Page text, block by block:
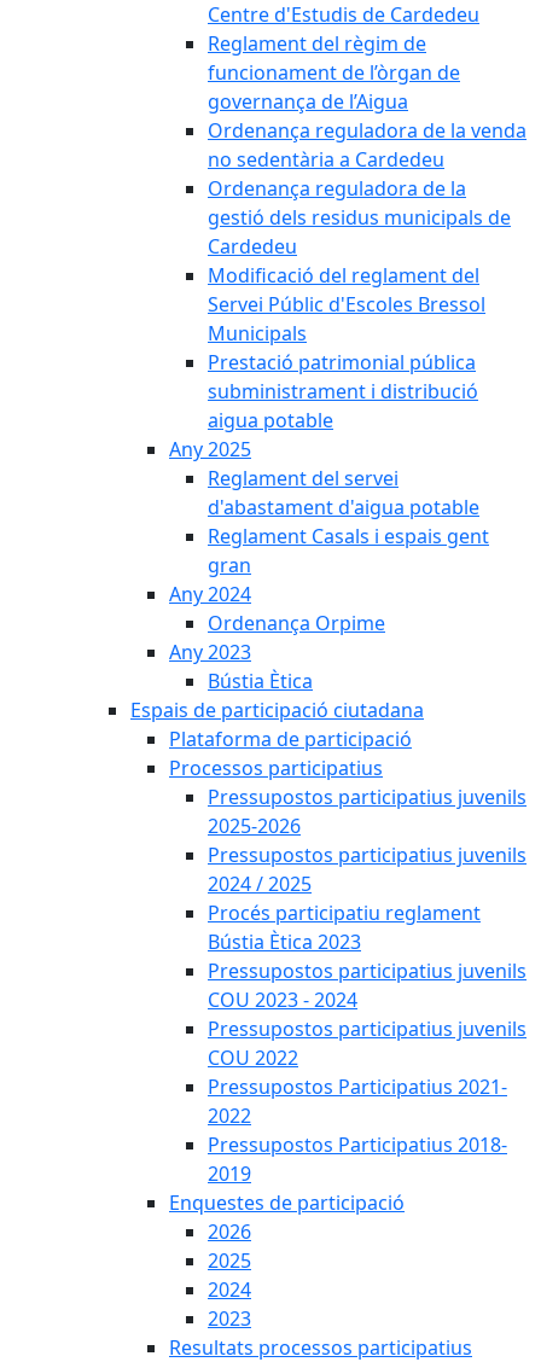
Centre d'Estudis de Cardedeu
Reglament del règim de
funcionament de l’òrgan de
governança de l’Aigua
Ordenança reguladora de la venda
no sedentària a Cardedeu
Ordenança reguladora de la
gestió dels residus municipals de
Cardedeu
Modificació del reglament del
Servei Públic d'Escoles Bressol
Municipals
Prestació patrimonial pública
subministrament i distribució
aigua potable
Any 2025
Reglament del servei
d'abastament d'aigua potable
Reglament Casals i espais gent
gran
Any 2024
Ordenança Orpime
Any 2023
Bústia Ètica
Espais de participació ciutadana
Plataforma de participació
Processos participatius
Pressupostos participatius juvenils
2025-2026
Pressupostos participatius juvenils
2024 / 2025
Procés participatiu reglament
Bústia Ètica 2023
Pressupostos participatius juvenils
COU 2023 - 2024
Pressupostos participatius juvenils
COU 2022
Pressupostos Participatius 2021-
2022
Pressupostos Participatius 2018-
2019
Enquestes de participació
2026
2025
2024
2023
Resultats processos participatius